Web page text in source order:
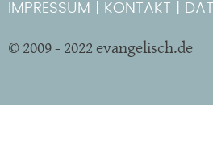
IMPRESSUM KONTAKT
© 2009 - 2022 evangelisch.de